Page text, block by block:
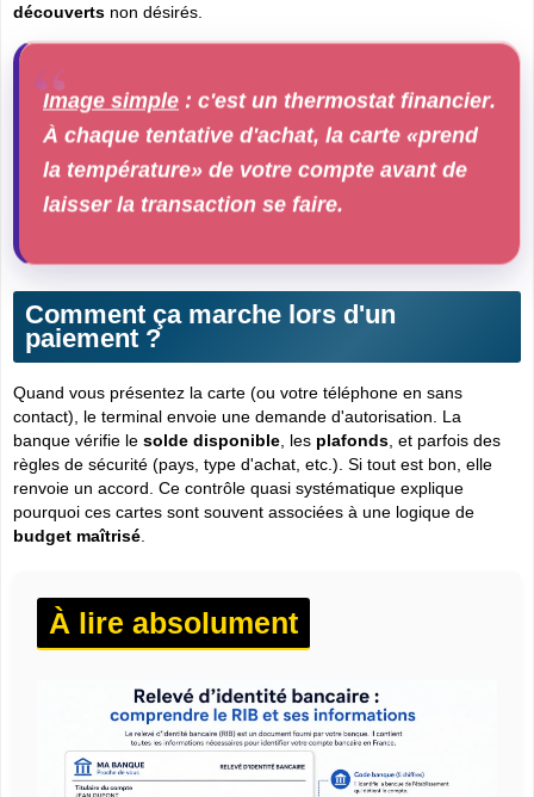
découverts non désirés.
Image simple : c'est un thermostat financier.
À chaque tentative d'achat, la carte «prend
la température» de votre compte avant de
laisser la transaction se faire.
Comment ça marche lors d'un
paiement ?
Quand vous présentez la carte (ou votre téléphone en sans
contact), le terminal envoie une demande d'autorisation. La
banque vérifie le solde disponible , les plafonds , et parfois des
règles de sécurité (pays, type d'achat, etc.). Si tout est bon, elle
renvoie un accord. Ce contrôle quasi systématique explique
pourquoi ces cartes sont souvent associées à une logique de
budget maîtrisé
À lire absolument